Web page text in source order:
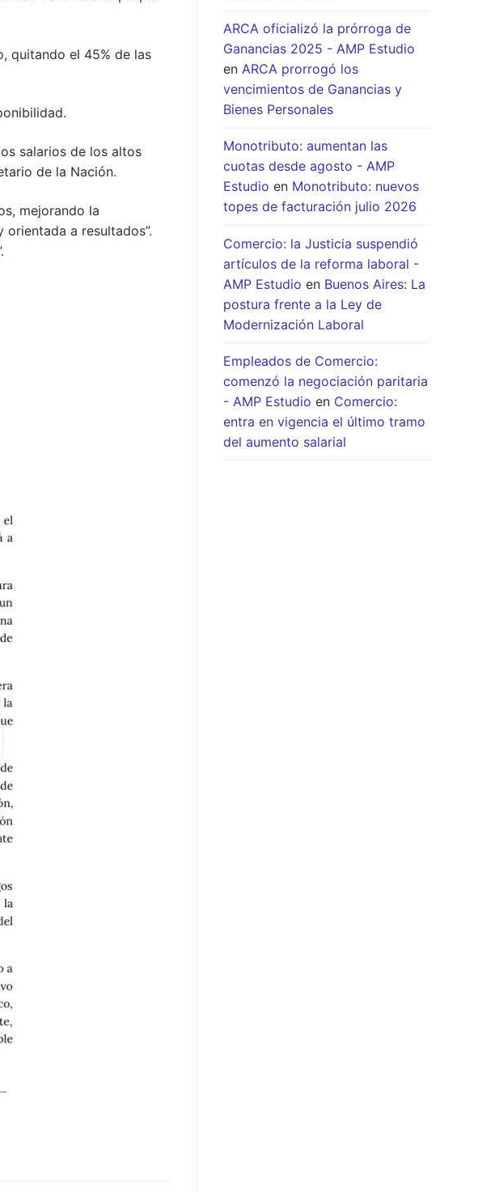
quitando el 45% de las
salarios de los altos
de la Nación.
mejorando la
a resultados”.
ARCA oficializó la prórroga de
Ganancias 2025 - AMP Estudio
en ARCA prorrogó los
vencimientos de Ganancias y
Bienes Personales
Monotributo: aumentan las
cuotas desde agosto - AMP
Estudio en Monotributo: nuevos
topes de facturación julio 2026
Comercio: la Justicia suspendió
artículos de la reforma laboral -
AMP Estudio en Buenos Aires: La
postura frente a la Ley de
Modernización Laboral
Empleados de Comercio:
comenzó la negociación paritaria
- AMP Estudio en Comercio:
entra en vigencia el último tramo
del aumento salarial